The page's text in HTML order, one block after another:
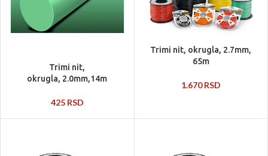
Trimi nit,
okrugla, 2.0mm,14m
425 RSD
Trimi nit, okrugla, 2.7mm,
65m
1.670RSD